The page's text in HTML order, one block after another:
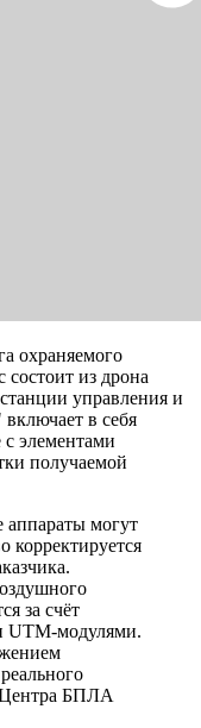
охраняемого
из дрона
управления и
в себя
элементами
получаемой
аппараты могут
корректируется
за счёт
UTM-модулями.
Центра БПЛА